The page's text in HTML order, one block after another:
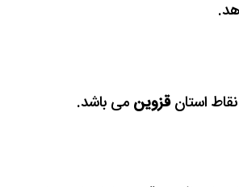
استانقزوین می باشد.